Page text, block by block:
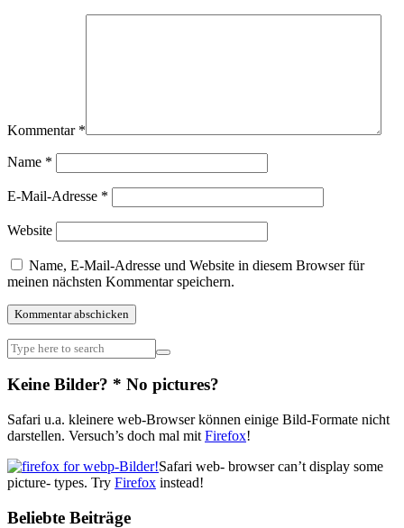
Kommentar *
Name *
E-Mail-Adresse *
Website
Name, E-Mail-Adresse und Website in diesem Browser für
meinen nächsten Kommentar speichern.
Keine Bilder? * No pictures?
Safari u.a. kleinere web-Browser können einige Bild-Formate nicht
darstellen. Versuch’s doch mal mit Firefox!
Safari web- browser can’t display some
picture- types. Try Firefox instead!
Beliebte Beiträge